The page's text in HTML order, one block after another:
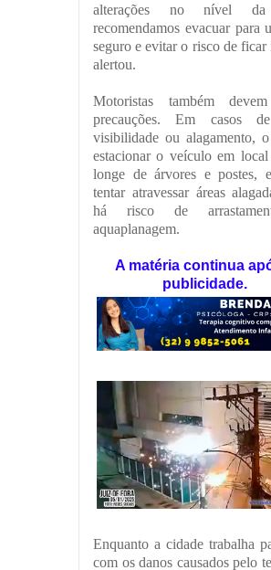
alterações no nível da
recomendamos evacuar para
seguro e evitar o risco de
alertou.
Motoristas também
precauções. Em casos
visibilidade ou alagamento,
estacionar o veículo em local
longe de árvores e postes,
tentar atravessar áreas
há risco de
aquaplanagem.
A matéria continua
publicidade.
Enquanto a cidade trabalha
com os danos causados pelo